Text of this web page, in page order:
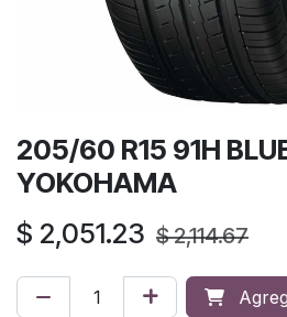
205/60 R15 91H
YOKOHAMA
$ 2,051.23 $2,114.67